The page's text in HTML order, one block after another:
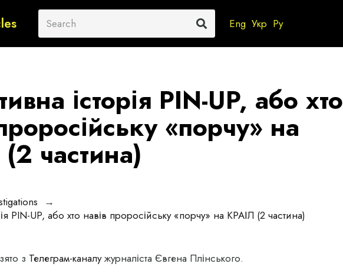
Eng Укр Ру
історія PIN-UP, або хто
«порчу» на
частина)
→
PIN-UP, або хто навів проросійську «порчу» на КРАІЛ (2 частина)
з Телеграм-каналужурналіста Євгена Плінського.